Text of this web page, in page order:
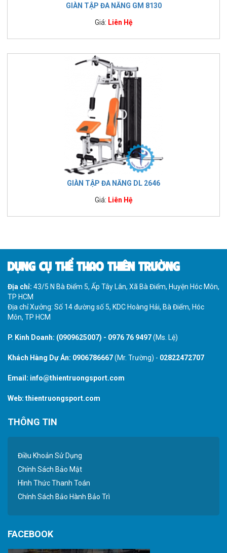
GIÀN TẬP ĐA NĂNG GM 8130
Giá: Liên Hệ
GIÀN TẬP ĐA NĂNG DL 2646
Giá: Liên Hệ
DỤNG CỤ THỂ THAO THIÊN TRƯỜNG
Địa chỉ: 43/5 N Bà Điểm 5, Ấp Tây Lân, Xã Bà Điểm, Huyện Hóc Môn,
TP HCM
Địa chỉ Xưởng: Số 14 đường số 5, KDC Hoàng Hải, Bà Điểm, Hóc
Môn, TP HCM
P. Kinh Doanh: (0909625007) - 0976 76 9497(Ms. Lệ)
Khách Hàng Dự Án: 0906786667(Mr. Trường) - 02822472707
Email: info@thientruongsport.com
Web: thientruongsport.com
THÔNG TIN
Điều Khoản Sử Dụng
Chính Sách Bảo Mật
Hình Thức Thanh Toán
Chính Sách Bảo Hành Bảo Trì
FACEBOOK